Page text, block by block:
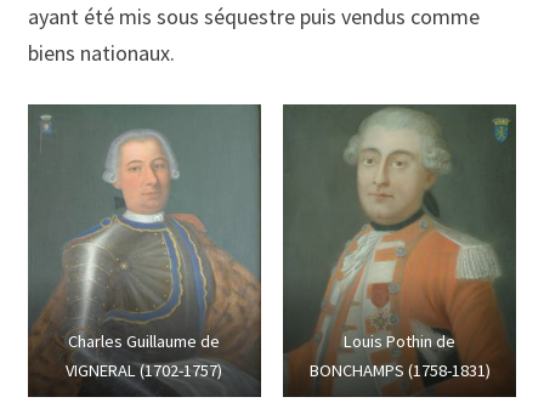
ayant été mis sous séquestre puis vendus comme
biens nationaux.
Charles Guillaume de
VIGNERAL (1702-1757)
Louis Pothin de
BONCHAMPS (1758-1831)